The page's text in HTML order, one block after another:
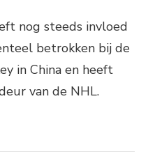
nog steeds invloed
betrokken bij de
in China en heeft
van de NHL.